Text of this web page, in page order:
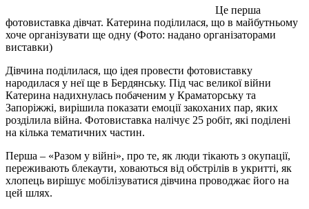
Це перша
фотовиставка дівчат. Катерина поділилася, що в майбутньому
хоче організувати ще одну (Фото: надано організаторами
виставки)
Дівчина поділилася, що ідея провести фотовиставку
народилася у неї ще в Бердянську. Під час великої війни
Катерина надихнулась побаченим у Краматорську та
Запоріжжі, вирішила показати емоції закоханих пар, яких
розділила війна. Фотовиставка налічує 25 робіт, які поділені
на кілька тематичних частин.
Перша – «Разом у війні», про те, як люди тікають з окупації,
переживають блекаути, ховаються від обстрілів в укритті, як
хлопець вирішує мобілізуватися дівчина проводжає його на
цей шлях.